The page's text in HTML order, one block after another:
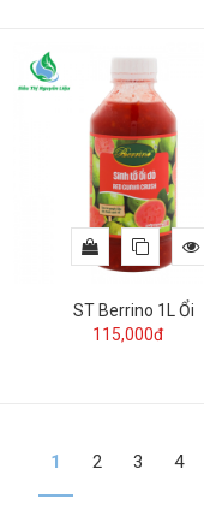
ST Berrino 1L Ổi
115,000đ
1 2 3 4